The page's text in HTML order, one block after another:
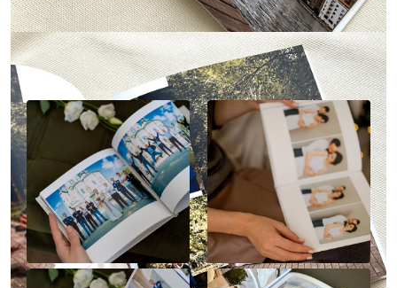
Наше портфолио